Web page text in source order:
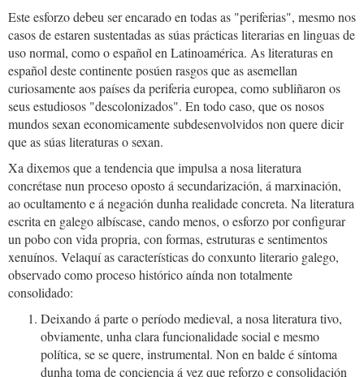
Este esforzo debeu ser encarado en todas as "periferias", mesmo nos
casos de estaren sustentadas as súas prácticas literarias en linguas de
uso normal, como o español en Latinoamérica. As literaturas en
español deste continente posúen rasgos que as asemellan
curiosamente aos países da periferia europea, como subliñaron os
seus estudiosos "descolonizados". En todo caso, que os nosos
mundos sexan economicamente subdesenvolvidos non quere dicir
que as súas literaturas o sexan.
Xa dixemos que a tendencia que impulsa a nosa literatura
concrétase nun proceso oposto á secundarización, á marxinación,
ao ocultamento e á negación dunha realidade concreta. Na literatura
escrita en galego albíscase, cando menos, o esforzo por configurar
un pobo con vida propria, con formas, estruturas e sentimentos
xenuínos. Velaquí as características do conxunto literario galego,
observado como proceso histórico aínda non totalmente
consolidado:
Deixando á parte o período medieval, a nosa literatura tivo,
obviamente, unha clara funcionalidade social e mesmo
política, se se quere, instrumental. Non en balde é síntoma
dunha toma de conciencia á vez que reforzo e consolidación